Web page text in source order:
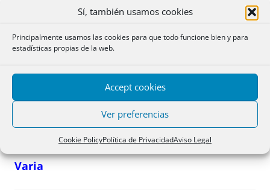
Sí, también usamos cookies
Principalmente usamos las cookies para que todo funcione bien y para
estadísticas propias de la web.
Accept cookies
Ver preferencias
Cookie PolicyPolítica de PrivacidadAviso Legal
determinada
Camino Sanciñena Asurmendi
343
Varia